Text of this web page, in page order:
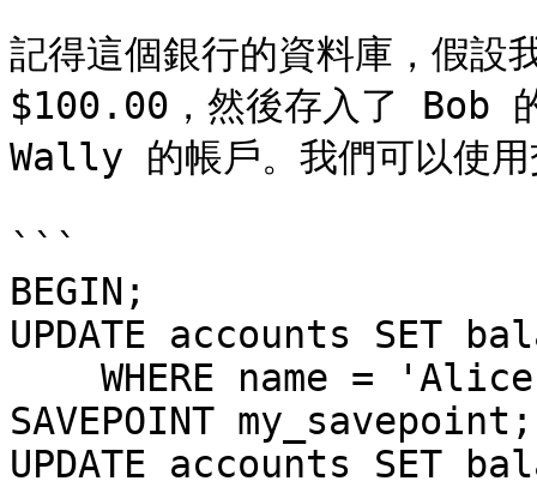
記得這個銀行的資料庫，假
$100.00，然後存入了 Bob
Wally 的帳戶。我們可以使用
```
BEGIN;
UPDATE accounts SET
SAVEPOINT my_savepoint;
UPDATE accounts SET